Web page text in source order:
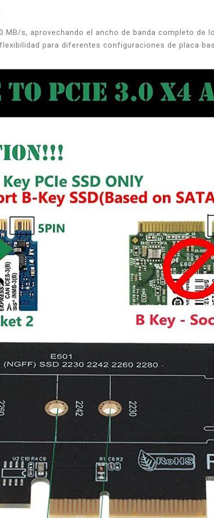
s, aprovechando el ancho de banda completo de
para diferentes configuraciones de placa